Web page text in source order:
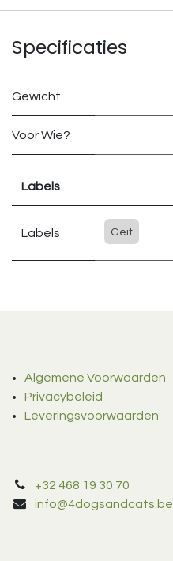
Specificaties
Gewicht
Voor Wie?
Labels
Labels Geit
Algemene Voorwaarden
Privacybeleid
Leveringsvoorwaarden
+32 468 19 30 70
info@4dogsandcats.be